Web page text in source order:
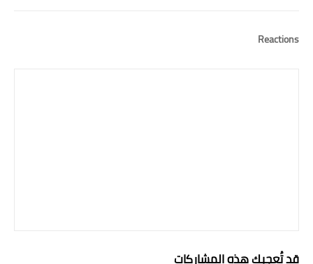
Reactions
قد تُعجبك هذه المشاركات